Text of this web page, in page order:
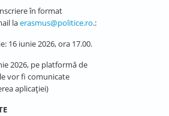
în format
laerasmus@politice.ro.:
16 iunie 2026, ora 17.00.
2026, pe platformă de
vor fi comunicate
aplicației)